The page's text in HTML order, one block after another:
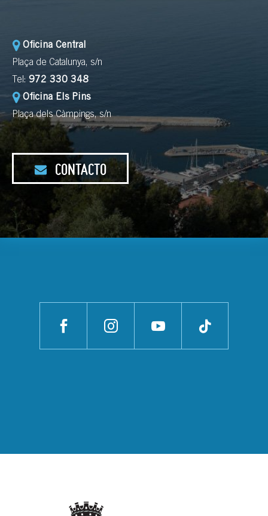
Oficina Central
Plaça de Catalunya, s/n
Tel: 972 330 348
Oficina Els Pins
Plaça dels Càmpings, s/n
CONTACTO